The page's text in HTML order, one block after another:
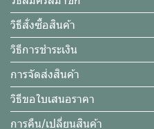
วิธีสั่งซื้อสินค้า
วิธีการชำระเงิน
การจัดส่งสินค้า
วิธีขอใบเสนอราคา
การคืน/เปลี่ยนสินค้า